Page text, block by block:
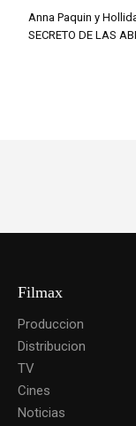
Anna Paquin y
SECRETO DE LAS
Filmax
Produccion
Distribucion
TV
Cines
Noticias